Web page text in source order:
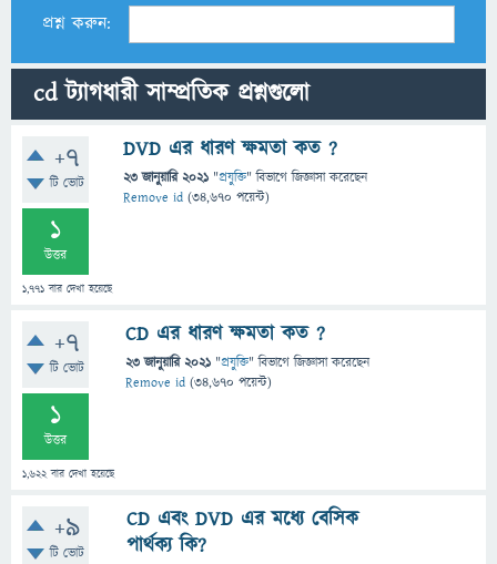
প্রশ্ন করুন:
cd ট্যাগধারী সাম্প্রতিক প্রশ্নগুলো
+7
টি ভোট
1
উত্তর
1,771 বার দেখা হয়েছে
DVD এর ধারণ ক্ষমতা কত ?
23 জানুয়ারি 2021 "প্রযুক্তি" বিভাগে জিজ্ঞাসাকরেছেন
Remove id (34,670 পয়েন্ট)
+7
টি ভোট
1
উত্তর
1,622বার দেখা হয়েছে
CD এর ধারণ ক্ষমতা কত ?
23 জানুয়ারি 2021 "প্রযুক্তি" বিভাগে জিজ্ঞাসাকরেছেন
Remove id (34,670 পয়েন্ট)
+9
টি ভোট
CD এবং DVD এর মধ্যে বেসিক
পার্থক্য কি?